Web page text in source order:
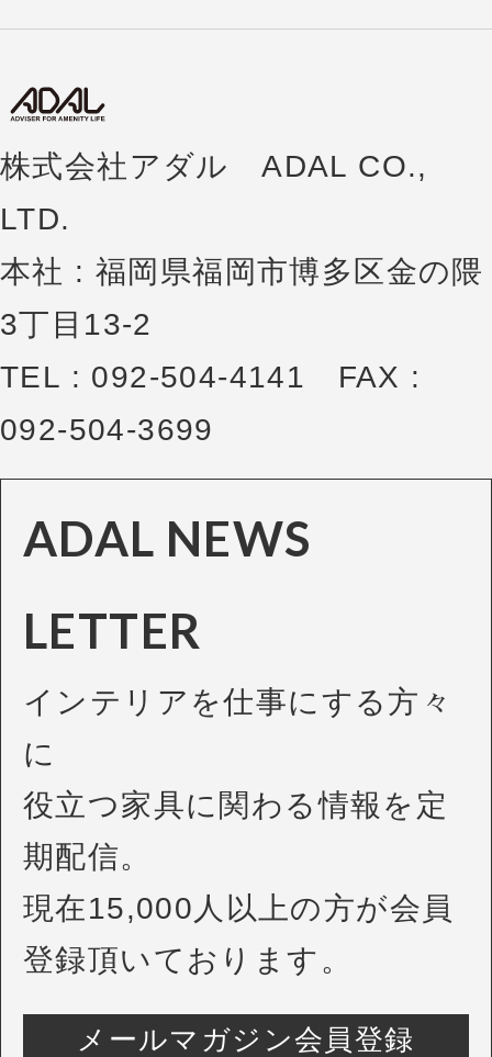
株式会社アダル ADAL CO.,
LTD.
本社 : 福岡県福岡市博多区金の隈
3丁目13-2
TEL : 092-504-4141 FAX :
092-504-3699
ADAL NEWS
LETTER
インテリアを仕事にする方々
に
役立つ家具に関わる情報を定
期配信。
現在15,000人以上の方が会員
登録頂いております。
メールマガジン会員登録